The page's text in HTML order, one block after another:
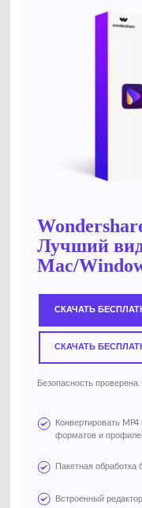
Лучший
Mac/
СКАЧАТЬ
СКАЧАТЬ
Безопасность
Конвертировать
форматов и
Пакетная обработка
Встроенный